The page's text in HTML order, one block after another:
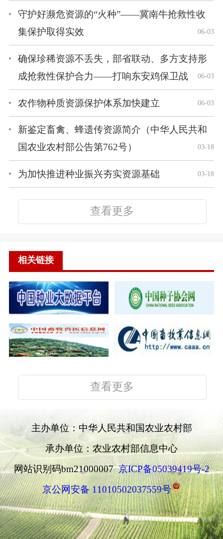
守护好濒危资源的“火种”——冀南牛抢救性收
集保护取得实效
06-03
确保珍稀资源不丢失，部省联动、多方支持形
成抢救性保护合力——打响东安鸡保卫战
06-03
农作物种质资源保护体系加快建立 06-03
新鉴定畜禽、蜂遗传资源简介（中华人民共和
国农业农村部公告第762号）
03-18
为加快推进种业振兴夯实资源基础 03-18
查看更多
相关链接
查看更多
主办单位：中华人民共和国农业农村部
承办单位：农业农村部信息中心
网站识别码bm21000007京ICP备05039419号-2
京公网安备 11010502037559号